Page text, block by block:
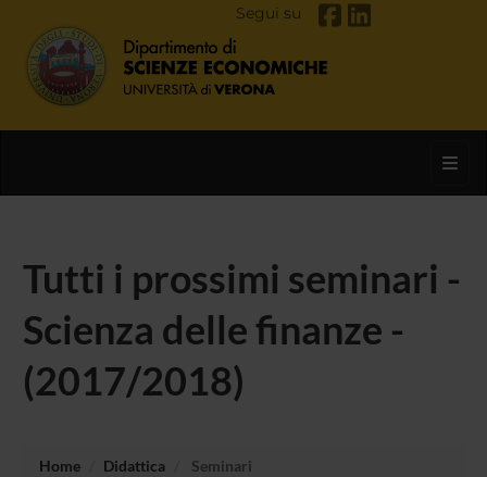
Segui su
Tutti i prossimi seminari -
Scienza delle finanze -
(2017/2018)
Home Didattica Seminari